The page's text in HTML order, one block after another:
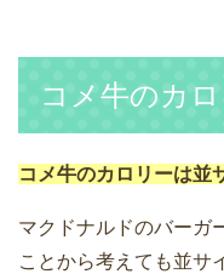
コメ牛のカ
コメ牛のカロリーは並
マクドナルドのバーガ
ことから考えても並サ